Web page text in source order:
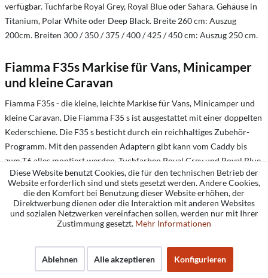
verfügbar. Tuchfarbe Royal Grey, Royal Blue oder Sahara. Gehäuse in
Titanium, Polar White oder Deep Black. Breite 260 cm: Auszug
200cm. Breiten 300 / 350 / 375 / 400 / 425 / 450 cm: Auszug 250 cm.
Fiamma F35s Markise für Vans, Minicamper
und kleine Caravan
Fiamma F35s - die kleine, leichte Markise für Vans, Minicamper und
kleine Caravan. Die Fiamma F35 s ist ausgestattet mit einer doppelten
Kederschiene. Die F35 s besticht durch ein reichhaltiges Zubehör-
Programm. Mit den passenden Adaptern gibt kann vom Caddy bis
zum T6 alles montiert werden. Tuchfarben Royal Grey und Royal Blue.
Gehäuse Titanium oder Deep Black (250 und 270 cm). Breite 180 cm:
Auszug 180 cm. Breiten 220 / 250 / 270 / 300 cm: Auszug 225 cm.
Fiamma Compass Markise für Campingbusse
Fiamma Compass - die 270° Markise für Campingbusse und
Geländewagen. Die Fiamma Compass lässt sich halbrund öffnen und
Diese Website benutzt Cookies, die für den technischen Betrieb der
Website erforderlich sind und stets gesetzt werden. Andere Cookies,
die den Komfort bei Benutzung dieser Website erhöhen, der
Direktwerbung dienen oder die Interaktion mit anderen Websites
und sozialen Netzwerken vereinfachen sollen, werden nur mit Ihrer
Zustimmung gesetzt. Mehr Informationen
Ablehnen Alle akzeptieren Konfigurieren